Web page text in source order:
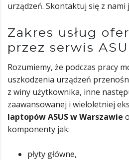
urządzeń. Skontaktuj się z nami
Zakres usług
przez serwis
Rozumiemy, że podczas pracy
uszkodzenia urządzeń
z winy użytkownika, inne
zaawansowanej i wieloletniej
laptopów ASUS w Warszawie
komponenty jak:
płyty główne,